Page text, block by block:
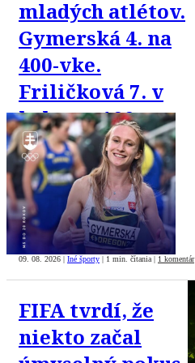
mladých atlétov.
Gymerská 4. na
400-vke.
Friličková 7. v
behu na 100 m
cez prekážky.
Švaňová 9. v
skoku do diaľky
09. 08. 2026 | Iné športy | 1 min. čítania | 1 komentár
FIFA tvrdí, že
niekto začal